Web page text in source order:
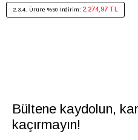
2.3.4. Ürüne %50 İndirim: 2.274,97 TL
Bültene kaydolun,
kaçırmayın!